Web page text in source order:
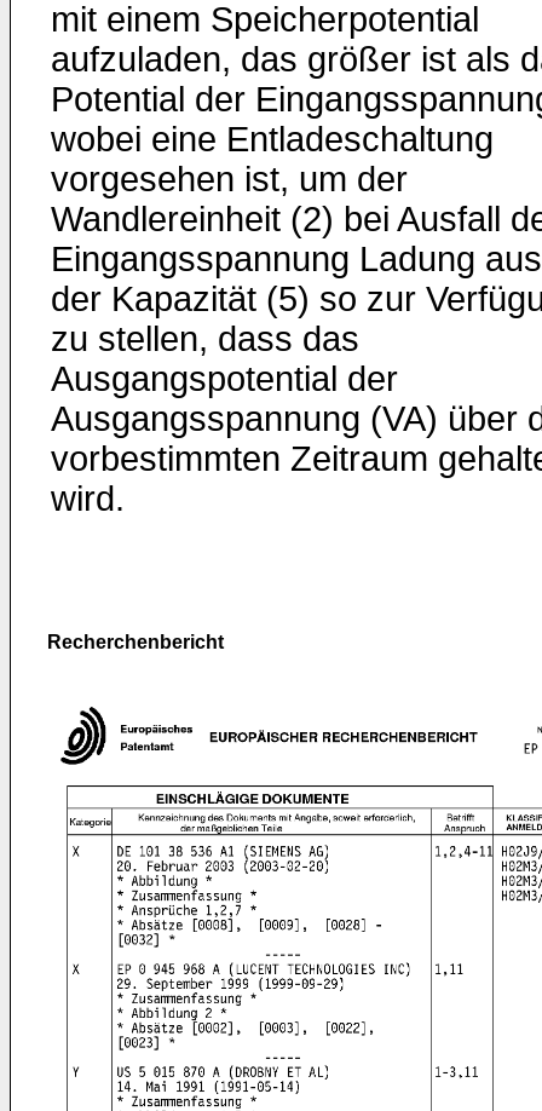
mit einem Speicherpotential
aufzuladen, das größer ist als
Potential der
wobei eine Entladeschaltung
vorgesehen ist, um der
Wandlereinheit (2) bei Ausfall
Eingangsspannung Ladung aus
der Kapazität (5) so zur
zu stellen, dass das
Ausgangspotential der
Ausgangsspannung (VA) über
vorbestimmten Zeitraum
wird.
Recherchenbericht